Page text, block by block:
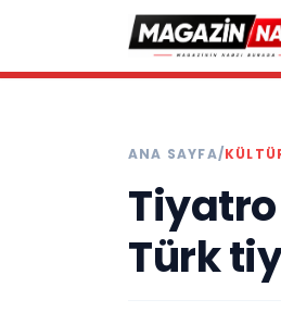
ANA SAYFA/
Türk